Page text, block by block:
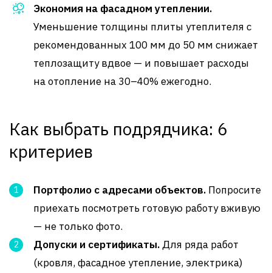
Экономия на фасадном утеплении.
Уменьшение толщины плиты утеплителя с
рекомендованных 100 мм до 50 мм снижает
теплозащиту вдвое — и повышает расходы
на отопление на 30–40% ежегодно.
Как выбрать подрядчика: 6
критериев
Портфолио с адресами объектов. Попросите
приехать посмотреть готовую работу вживую
— не только фото.
Допуски и сертификаты.Для ряда работ
(кровля, фасадное утепление, электрика)